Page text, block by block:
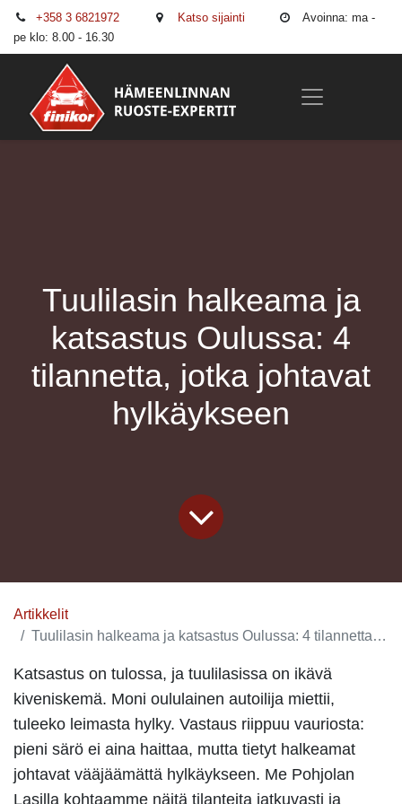
+358 3 6821972 Katso sijainti
Avoinna: ma -
pe klo: 8.00 - 16.30
Tuulilasin halkeama ja
katsastus Oulussa: 4
tilannetta, jotka johtavat
hylkäykseen
Artikkelit
Tuulilasin halkeama ja katsastus Oulussa: 4 tilannetta, jotka johtavat hylkäykseen
Katsastus on tulossa, ja tuulilasissa on ikävä
kiveniskemä. Moni oululainen autoilija miettii,
tuleeko leimasta hylky. Vastaus riippuu vauriosta:
pieni särö ei aina haittaa, mutta tietyt halkeamat
johtavat vääjäämättä hylkäykseen. Me Pohjolan
Lasilla kohtaamme näitä tilanteita jatkuvasti ja